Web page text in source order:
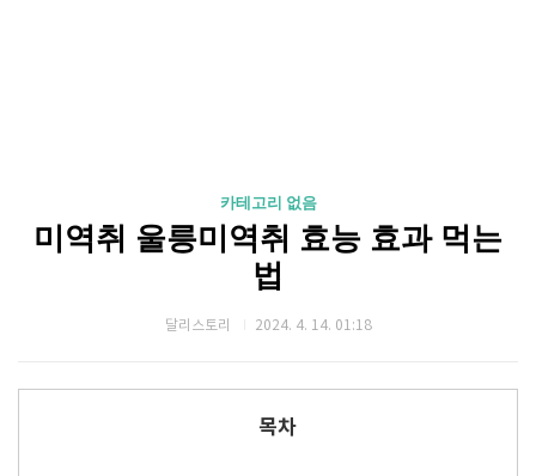
카테고리 없음
미역취 울릉미역취 효능 효과 먹는
법
달리스토리 2024. 4. 14. 01:18
목차